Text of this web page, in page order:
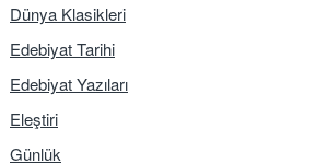
Dünya Klasikleri
Edebiyat Tarihi
Edebiyat Yazıları
Eleştiri
Günlük